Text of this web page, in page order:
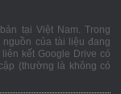
tại Việt Nam. Trong
của tài liệu đang
kết Google Drive có
(thường là không có